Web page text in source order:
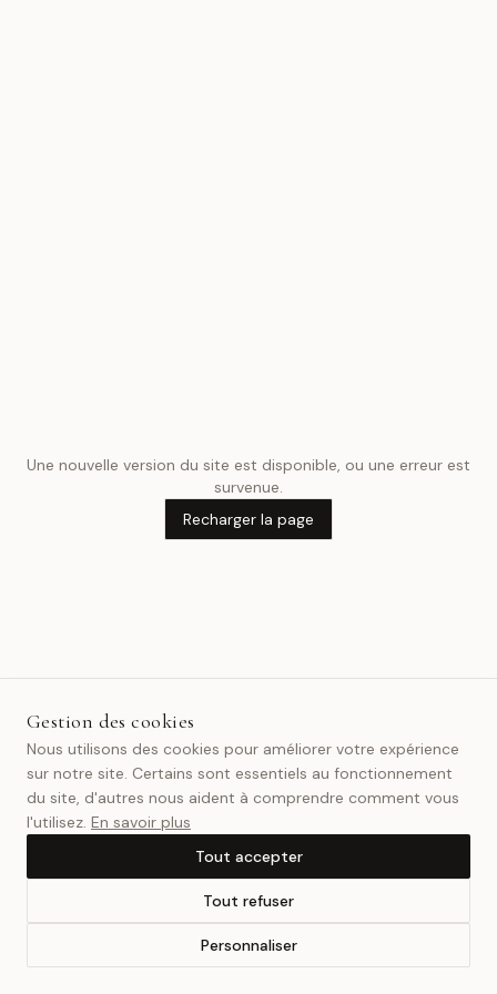
Gestion des cookies
Nous utilisons des cookies pour améliorer votre expérience
sur notre site. Certains sont essentiels au fonctionnement
du site, d'autres nous aident à comprendre comment vous
l'utilisez. En savoir plus
Tout refuser
Personnaliser
Tout accepter
Une nouvelle version du site est disponible, ou une erreur est
survenue.
Recharger la page